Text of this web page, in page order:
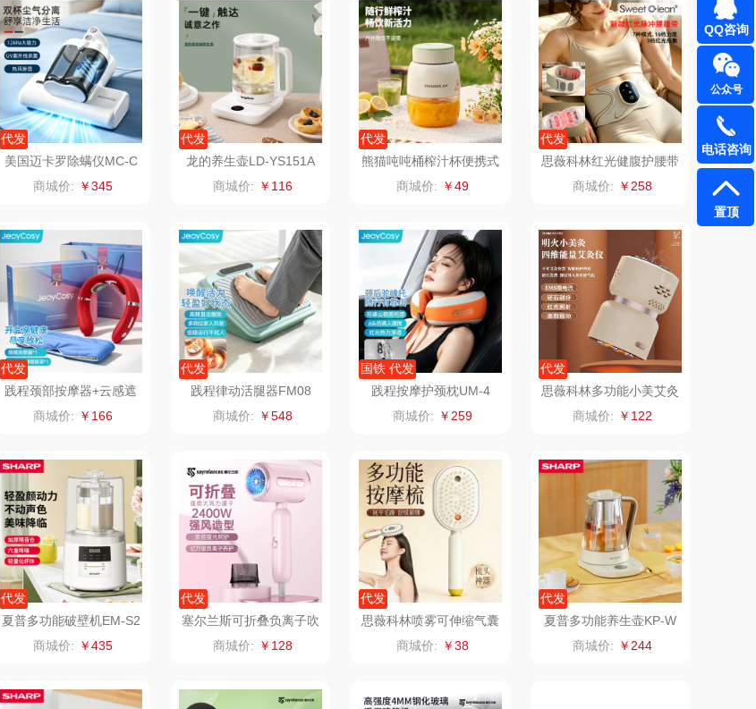
赫兰希 丸美 易路达 天琴
果兹 西屋（风扇类） 汤姆逊 皮尔卡丹（皮具
类）
傲胜OSIM
LK 艾美特（代理商） 锡品源 狮峰 温仑山（电器类）
康巴赫（锅具类） 海尔
keep 飞利浦新安怡 伊莱克斯
乐扣乐扣（箱包杯
壶）
乐美雅（餐具类） 飞利浦（音频类） 珍视明
WENGER/威戈 Alluflon阿路弗仑 爱仕达 悠米UURMI
双立人 北欧沃朗 郎氏达 喜临门 禹鸿物予
正负零 朱炳仁铜 高洁丝 护舒宝
信科 瓷咖什 氛围部落 厨邦
电）
康巴赫（包销款） 睡眠博士 瑞驰SWICKY 家之礼 啄木鸟PLOVER
象印 福礼掌柜 迪士尼（数码类） 冠军
来伊份 五谷磨房 她妍社 乐而雅 苏菲
品存 尔木萄 KEPO 途雅
代发
美国迈卡罗除螨仪MC-C
M0545
商城价: ￥345
代发
龙的养生壶LD-YS151A
商城价: ￥116
代发
熊猫吨吨桶榨汁杯便携式
果汁机TRGZJ3106
商城价: ￥49
代发
思薇科林红光健腹护腰带
运动护腰带热敷按摩仪Y
K-JF08
商城价: ￥258
代发
践程颈部按摩器+云感遮
光睡眠眼罩GH11
商城价: ￥166
代发
践程律动活腿器FM08
商城价: ￥548
国铁 代发
践程按摩护颈枕UM-4
商城价: ￥259
代发
思薇科林多功能小美艾灸
仪恒温刮痧仪按摩仪sm1
688
商城价: ￥122
代发
夏普多功能破壁机EM-S2
00L-W
商城价: ￥435
代发
塞尔兰斯可折叠负离子吹
风机S8
商城价: ￥128
代发
思薇科林喷雾可伸缩气囊
按摩梳按摩梳JY-603
商城价: ￥38
代发
夏普多功能养生壶KP-W
T15L-W1.5L
商城价: ￥244
QQ咨询
公众号
电话咨询
置顶